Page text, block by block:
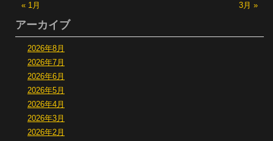
« 1月 3月 »
アーカイブ
2026年8月
2026年7月
2026年6月
2026年5月
2026年4月
2026年3月
2026年2月